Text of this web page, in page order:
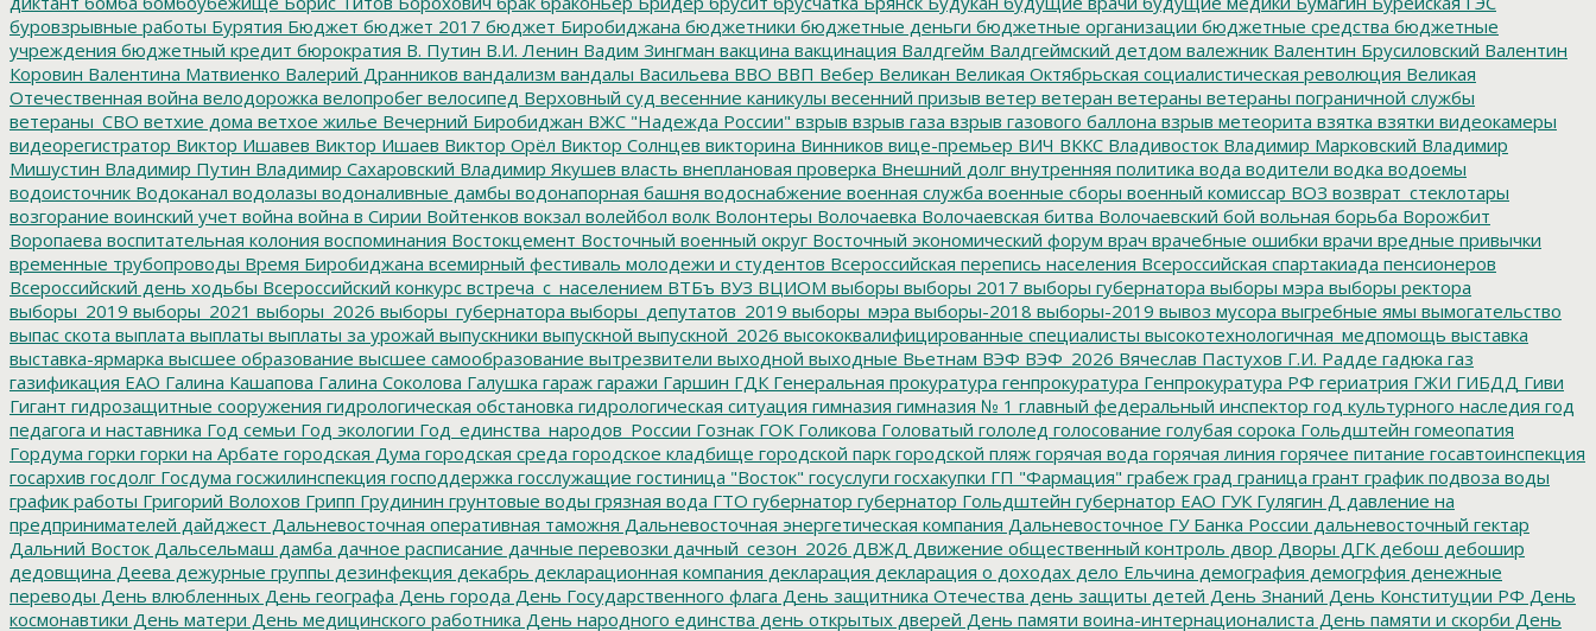
буровзрывные работы Бурятия Бюджет бюджет 2017 бюджет Биробиджана бюджетники бюджетные деньги бюджетные организации бюджетные средства бюджетные
учреждения бюджетный кредит бюрократия В. Путин В.И. Ленин Вадим Зингман вакцина вакцинация Валдгейм Валдгеймский детдом валежник Валентин Брусиловский Валентин
Коровин Валентина Матвиенко Валерий Дранников вандализм вандалы Васильева ВВО ВВП Вебер Великан Великая Октябрьская социалистическая революция Великая
Отечественная война велодорожка велопробег велосипед Верховный суд весенние каникулы весенний призыв ветер ветеран ветераны ветераны пограничной службы
ветераны_СВО ветхие дома ветхое жилье Вечерний Биробиджан ВЖС "Надежда России" взрыв взрыв газа взрыв газового баллона взрыв метеорита взятка взятки видеокамеры
видеорегистратор Виктор Ишавев Виктор Ишаев Виктор Орёл Виктор Солнцев викторина Винников вице-премьер ВИЧ ВККС Владивосток Владимир Марковский Владимир
Мишустин Владимир Путин Владимир Сахаровский Владимир Якушев власть внеплановая проверка Внешний долг внутренняя политика вода водители водка водоемы
водоисточник Водоканал водолазы водоналивные дамбы водонапорная башня водоснабжение военная служба военные сборы военный комиссар ВОЗ возврат_стеклотары
возгорание воинский учет война война в Сирии Войтенков вокзал волейбол волк Волонтеры Волочаевка Волочаевская битва Волочаевский бой вольная борьба Ворожбит
Воропаева воспитательная колония воспоминания Востокцемент Восточный военный округ Восточный экономический форум врач врачебные ошибки врачи вредные привычки
временные трубопроводы Время Биробиджана всемирный фестиваль молодежи и студентов Всероссийская перепись населения Всероссийская спартакиада пенсионеров
Всероссийский день ходьбы Всероссийский конкурс встреча_с_населением ВТБъ ВУЗ ВЦИОМ выборы выборы 2017 выборы губернатора выборы мэра выборы ректора
выборы_2019 выборы_2021 выборы_2026 выборы_губернатора выборы_депутатов_2019 выборы_мэра выборы-2018 выборы-2019 вывоз мусора выгребные ямы вымогательство
выпас скота выплата выплаты выплаты за урожай выпускники выпускной выпускной_2026 высококвалифицированные специалисты высокотехнологичная_медпомощь выставка
выставка-ярмарка высшее образование высшее самообразование вытрезвители выходной выходные Вьетнам ВЭФ ВЭФ_2026 Вячеслав Пастухов Г.И. Радде гадюка газ
газификация ЕАО Галина Кашапова Галина Соколова Галушка гараж гаражи Гаршин ГДК Генеральная прокуратура генпрокуратура Генпрокуратура РФ гериатрия ГЖИ ГИБДД Гиви
Гигант гидрозащитные сооружения гидрологическая обстановка гидрологическая ситуация гимназия гимназия № 1 главный федеральный инспектор год культурного наследия год
педагога и наставника Год семьи Год экологии Год_единства_народов_России Гознак ГОК Голикова Головатый гололед голосование голубая сорока Гольдштейн гомеопатия
Гордума горки горки на Арбате городская Дума городская среда городское кладбище городской парк городской пляж горячая вода горячая линия горячее питание госавтоинспекция
госархив госдолг Госдума госжилинспекция господдержка госслужащие гостиница "Восток" госуслуги госхакупки ГП "Фармация" грабеж град граница грант график подвоза воды
график работы Григорий Волохов Грипп Грудинин грунтовые воды грязная вода ГТО губернатор губернатор Гольдштейн губернатор ЕАО ГУК Гулягин Д давление на
предпринимателей дайджест Дальневосточная оперативная таможня Дальневосточная энергетическая компания Дальневосточное ГУ Банка России дальневосточный гектар
Дальний Восток Дальсельмаш дамба дачное расписание дачные перевозки дачный_сезон_2026 ДВЖД Движение общественный контроль двор Дворы ДГК дебош дебошир
дедовщина Деева дежурные группы дезинфекция декабрь декларационная компания декларация декларация о доходах дело Ельчина демография демогрфия денежные
переводы День влюбленных День географа День города День Государственного флага День защитника Отечества день защиты детей День Знаний День Конституции РФ День
космонавтики День матери День медицинского работника День народного единства день открытых дверей День памяти воина-интернационалиста День памяти и скорби День